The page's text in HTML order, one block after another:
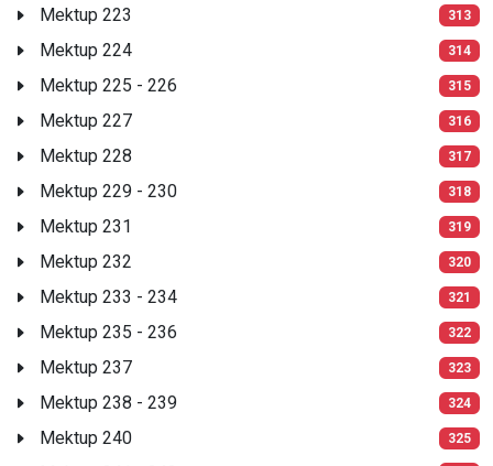
Mektup 223 313
Mektup 224 314
Mektup 225 - 226 315
Mektup 227 316
Mektup 228 317
Mektup 229 - 230 318
Mektup 231 319
Mektup 232 320
Mektup 233 - 234 321
Mektup 235 - 236 322
Mektup 237 323
Mektup 238 - 239 324
Mektup 240 325